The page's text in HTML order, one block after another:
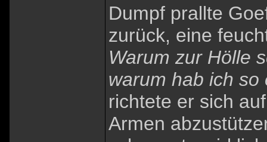
Dumpf prallte
zurück, eine
Warum zur Hölle
warum hab ich so
richtete er sich
Armen